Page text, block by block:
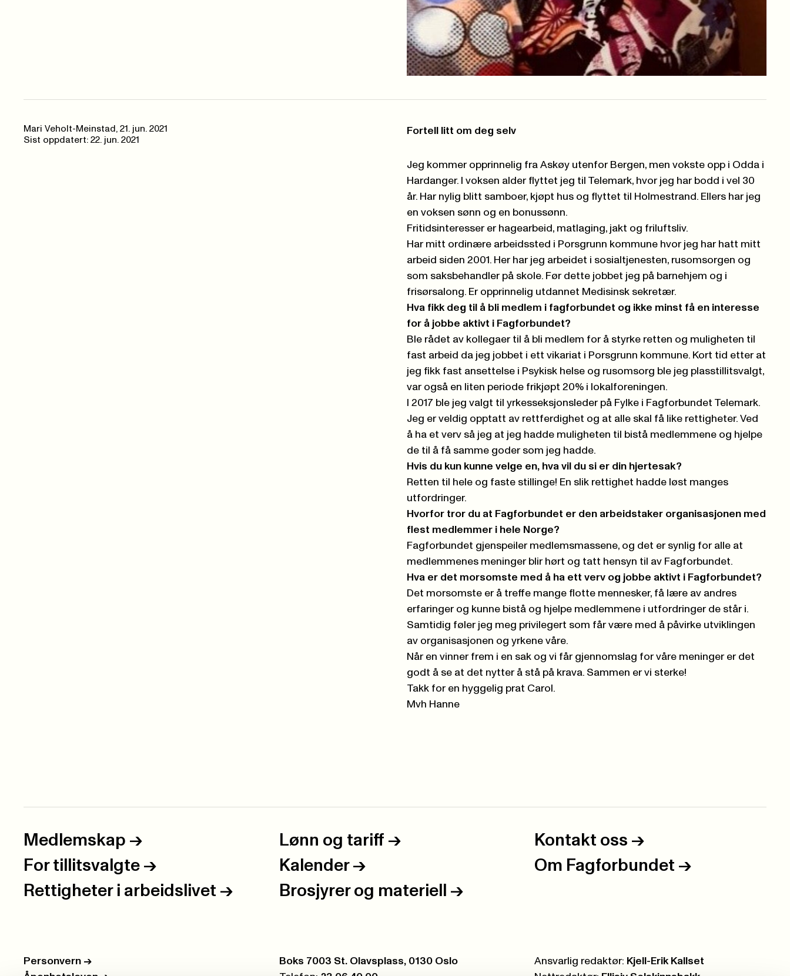
Mari Veholt-Meinstad , 21. jun. 2021
Sist oppdatert: 22. jun. 2021
Fortell litt om deg selv
Jeg kommer opprinnelig fra Askøy utenfor Bergen, men vokste opp i Odda i
Hardanger. I voksen alder flyttet jeg til Telemark, hvor jeg har bodd i vel 30
år. Har nylig blitt samboer, kjøpt hus og flyttet til Holmestrand. Ellers har jeg
en voksen sønn og en bonussønn.
Fritidsinteresser er hagearbeid, matlaging, jakt og friluftsliv.
Har mitt ordinære arbeidssted i Porsgrunn kommune hvor jeg har hatt mitt
arbeid siden 2001. Her har jeg arbeidet i sosialtjenesten, rusomsorgen og
som saksbehandler på skole. Før dette jobbet jeg på barnehjem og i
frisørsalong. Er opprinnelig utdannet Medisinsk sekretær.
Hva fikk deg til å bli medlem i fagforbundet og ikke minst få en interesse
for å jobbe aktivt i Fagforbundet?
Ble rådet av kollegaer til å bli medlem for å styrke retten og muligheten til
fast arbeid da jeg jobbet i ett vikariat i Porsgrunn kommune. Kort tid etter at
jeg fikk fast ansettelse i Psykisk helse og rusomsorg ble jeg plasstillitsvalgt,
var også en liten periode frikjøpt 20% i lokalforeningen.
I 2017 ble jeg valgt til yrkesseksjonsleder på Fylke i Fagforbundet Telemark.
Jeg er veldig opptatt av rettferdighet og at alle skal få like rettigheter. Ved
å ha et verv så jeg at jeg hadde muligheten til bistå medlemmene og hjelpe
de til å få samme goder som jeg hadde.
Hvis du kun kunne velge en, hva vil du si er din hjertesak?
Retten til hele og faste stillinge! En slik rettighet hadde løst manges
utfordringer.
Hvorfor tror du at Fagforbundet er den arbeidstaker organisasjonen med
flest medlemmer i hele Norge?
Fagforbundet gjenspeiler medlemsmassene, og det er synlig for alle at
medlemmenes meninger blir hørt og tatt hensyn til av Fagforbundet.
Hva er det morsomste med å ha ett verv og jobbe aktivt i Fagforbundet?
Det morsomste er å treffe mange flotte mennesker, få lære av andres
erfaringer og kunne bistå og hjelpe medlemmene i utfordringer de står i.
Samtidig føler jeg meg privilegert som får være med å påvirke utviklingen
av organisasjonen og yrkene våre.
Når en vinner frem i en sak og vi får gjennomslag for våre meninger er det
godt å se at det nytter å stå på krava. Sammen er vi sterke!
Takk for en hyggelig prat Carol.
Mvh Hanne
Medlemskap -> Lønn og tariff -> Kontakt oss ->
For tillitsvalgte -> Kalender -> Om Fagforbundet ->
Rettigheter i arbeidslivet -> Brosjyrer og materiell ->
Personvern ->
Postboks:
Boks 7003 St. Olavsplass, 0130 Oslo
Ansvarlig redaktør: Kjell-Erik Kallset